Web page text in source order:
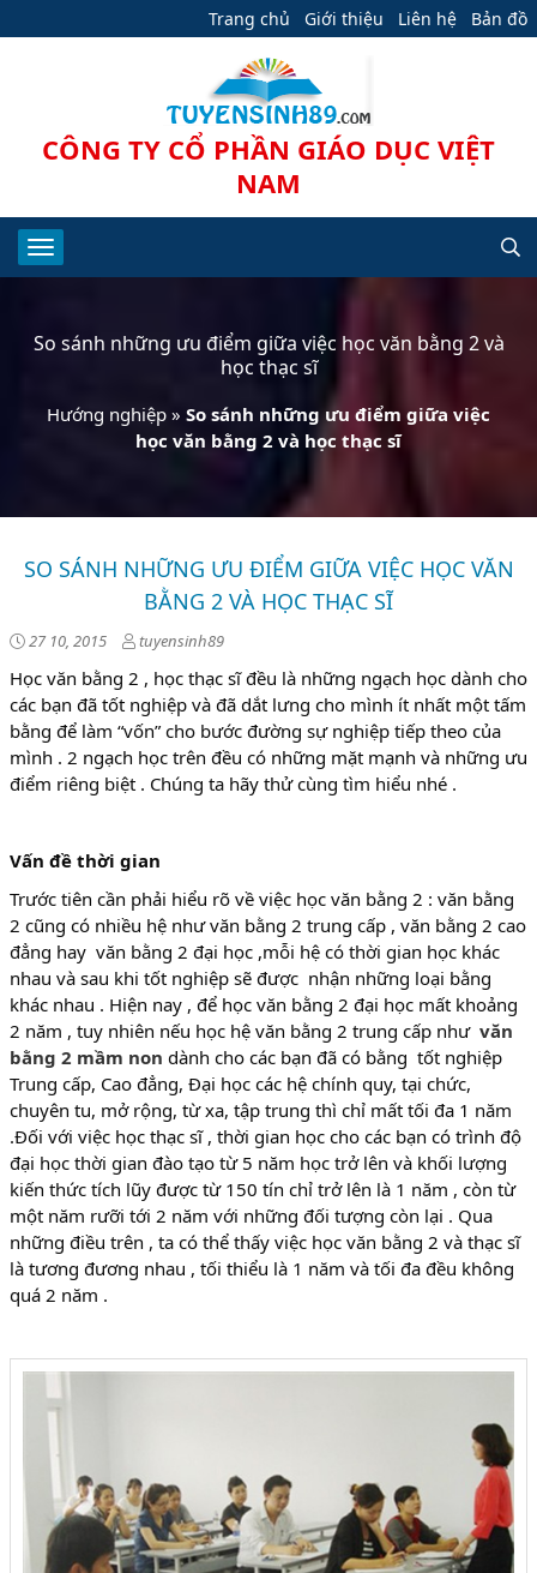
Trang chủ Giới thiệu Liên hệ Bản đồ
CÔNG TY CỔ PHẦN GIÁO DỤC VIỆT
NAM
So sánh những ưu điểm giữa việc học văn bằng 2 và
học thạc sĩ
Hướng nghiệp » So sánh những ưu điểm giữa việc
học văn bằng 2 và học thạc sĩ
SO SÁNH NHỮNG ƯU ĐIỂM GIỮA VIỆC HỌC VĂN
BẰNG 2 VÀ HỌC THẠC SĨ
27 10, 2015 tuyensinh89
Học văn bằng 2 , học thạc sĩ đều là những ngạch học dành cho
các bạn đã tốt nghiệp và đã dắt lưng cho mình ít nhất một tấm
bằng để làm “vốn” cho bước đường sự nghiệp tiếp theo của
mình . 2 ngạch học trên đều có những mặt mạnh và những ưu
điểm riêng biệt . Chúng ta hãy thử cùng tìm hiểu nhé .
Vấn đề thời gian
Trước tiên cần phải hiểu rõ về việc học văn bằng 2 : văn bằng
2 cũng có nhiều hệ như văn bằng 2 trung cấp , văn bằng 2 cao
đẳng hay văn bằng 2 đại học ,mỗi hệ có thời gian học khác
nhau và sau khi tốt nghiệp sẽ được nhận những loại bằng
khác nhau . Hiện nay , để học văn bằng 2 đại học mất khoảng
2 năm , tuy nhiên nếu học hệ văn bằng 2 trung cấp như văn
bằng 2 mầm non dành cho các bạn đã có bằng tốt nghiệp
Trung cấp, Cao đẳng, Đại học các hệ chính quy, tại chức,
chuyên tu, mở rộng, từ xa, tập trung thì chỉ mất tối đa 1 năm
.Đối với việc học thạc sĩ , thời gian học cho các bạn có trình độ
đại học thời gian đào tạo từ 5 năm học trở lên và khối lượng
kiến thức tích lũy được từ 150 tín chỉ trở lên là 1 năm , còn từ
một năm rưỡi tới 2 năm với những đối tượng còn lại . Qua
những điều trên , ta có thể thấy việc học văn bằng 2 và thạc sĩ
là tương đương nhau , tối thiểu là 1 năm và tối đa đều không
quá 2 năm .